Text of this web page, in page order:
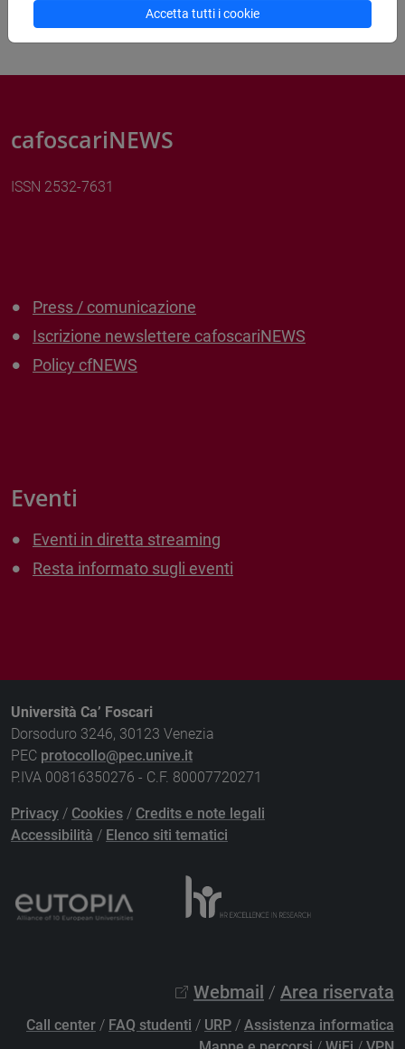
cafoscariNEWS
ISSN 2532-7631
Press / comunicazione
Iscrizione newslettere cafoscariNEWS
Policy cfNEWS
Eventi
Eventi in diretta streaming
Resta informato sugli eventi
Università Ca’ Foscari
Dorsoduro 3246, 30123 Venezia
PEC protocollo@pec.unive.it
P.IVA 00816350276 - C.F. 80007720271
Privacy / Cookies / Credits e note legali
Accessibilità / Elenco siti tematici
Webmail / Area riservata
Call center / FAQ studenti / URP / Assistenza informatica
Accetta tutti i cookie